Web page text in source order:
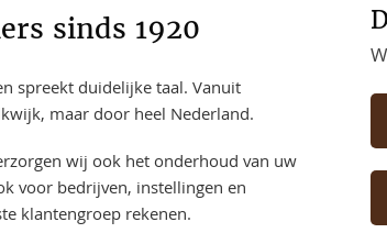
sinds 1920
spreekt duidelijke taal. Vanuit
maar door heel Nederland.
wij ook het onderhoud van uw
voor bedrijven, instellingen en
klantengroep rekenen.